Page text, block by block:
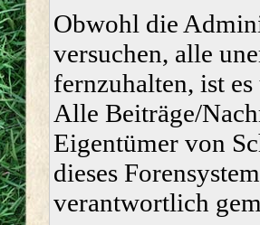
Obwohl die
versuchen, alle
fernzuhalten, ist
Alle Beiträge/
Eigentümer von
dieses
verantwortlich